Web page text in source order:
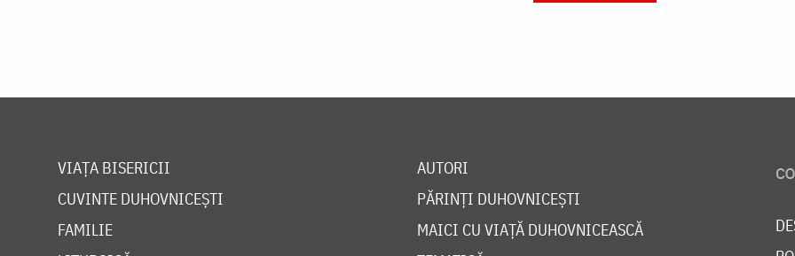
VIAȚA BISERICII
CUVINTE DUHOVNICEȘTI
FAMILIE
AUTORI
PĂRINȚI DUHOVNICEȘTI
MAICI CU VIAȚĂ DUHOVNICEASCĂ